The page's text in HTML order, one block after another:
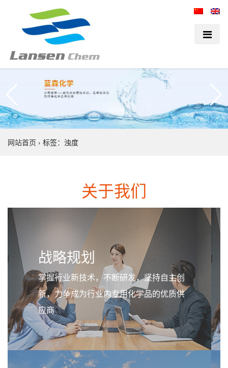
网站首页 › 标签：浊度
关于我们
战略规划
掌握行业新技术，不断研发，坚持自主创
新，力争成为行业内专用化学品的优质供
应商